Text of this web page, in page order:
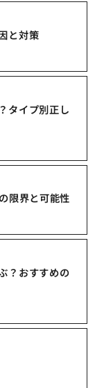
と対策
タイプ別正し
限界と可能性
？おすすめの